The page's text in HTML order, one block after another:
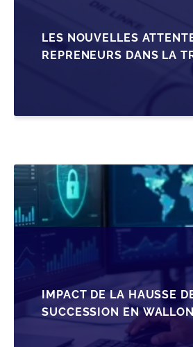
LES NOUVELLES
REPRENEURS DANS LA
IMPACT DE LA HAUSSE
SUCCESSION EN
TRANSMISSION